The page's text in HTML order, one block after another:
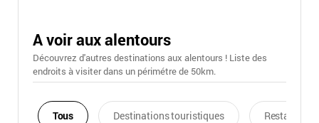
A voir aux alentours
Découvrez d'autres destinations aux alentours ! Liste des
endroits à visiter dans un périmétre de 50km.
Tous Destinations touristiques Restaurants